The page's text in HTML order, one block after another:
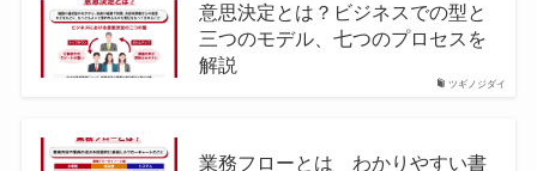
ツギノジダイ
意思決定とは？ビジネスでの型と
三つのモデル、七つのプロセスを
解説
業務フローとは わかりやすい書